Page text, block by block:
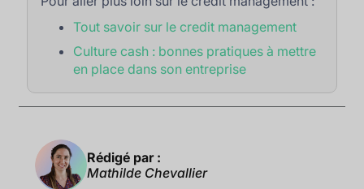
Tout savoir sur le credit management
Culture cash : bonnes pratiques à mettre
en place dans son entreprise
Rédigé par :
Mathilde Chevallier